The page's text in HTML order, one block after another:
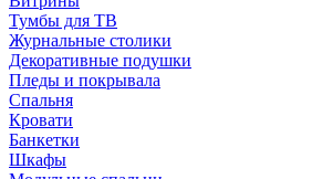
Тумбы для ТВ
Журнальные столики
Декоративные подушки
Пледы и покрывала
Спальня
Кровати
Банкетки
Шкафы